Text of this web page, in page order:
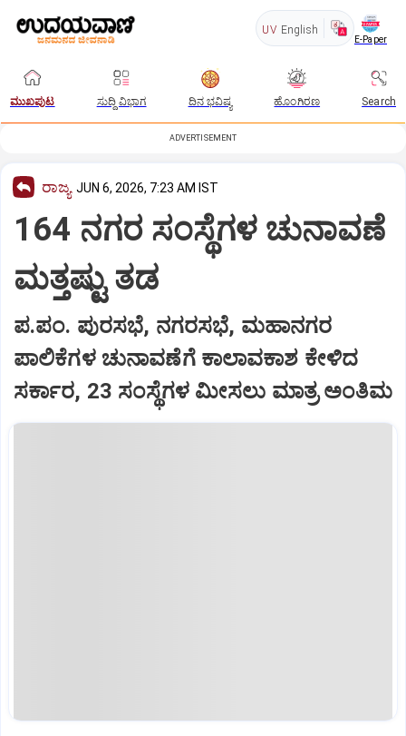
UV English
E-Paper
ಮುಖಪುಟ ಸುದ್ದಿ ವಿಭಾಗ ದಿನ ಭವಿಷ್ಯ ಹೊಂಗಿರಣ Search
ADVERTISEMENT
ರಾಜ್ಯ JUN 6, 2026, 7:23 AM IST
164 ನಗರ ಸಂಸ್ಥೆಗಳ ಚುನಾವಣೆ
ಮತ್ತಷ್ಟು ತಡ
ಪ.ಪಂ. ಪುರಸಭೆ, ನಗರಸಭೆ, ಮಹಾನಗರ
ಪಾಲಿಕೆಗಳ ಚುನಾವಣೆಗೆ ಕಾಲಾವಕಾಶ ಕೇಳಿದ
ಸರ್ಕಾರ, 23 ಸಂಸ್ಥೆಗಳ ಮೀಸಲು ಮಾತ್ರ ಅಂತಿಮ